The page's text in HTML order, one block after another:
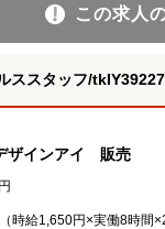
この求人
ススタッフ/
ザインアイ 販売
時給1,650円×実働8時間